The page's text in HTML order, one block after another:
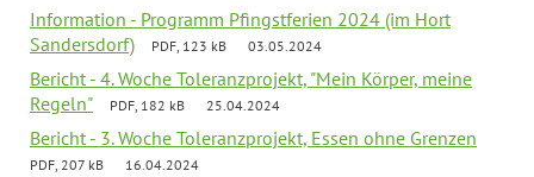
Information - Programm Pfingstferien 2024 (im Hort
Sandersdorf)
PDF, 123 kB 03.05.2024
Bericht - 4. Woche Toleranzprojekt, "Mein Körper, meine
Regeln"
PDF, 182 kB 25.04.2024
Bericht - 3. Woche Toleranzprojekt, Essen ohne Grenzen
PDF, 207 kB 16.04.2024